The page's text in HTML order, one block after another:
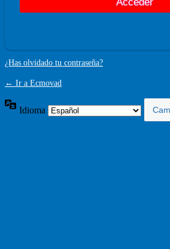
¿Has olvidado tu contraseña?
← Ir a Ecmovad
Idioma